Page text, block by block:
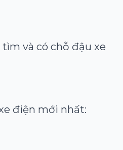
và có chỗ đậu xe
điện mới nhất: